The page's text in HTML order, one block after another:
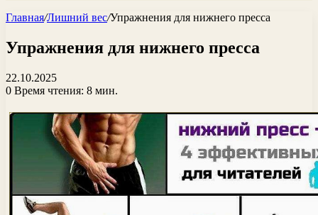
Главная/Лишний вес/Упражнения для нижнего пресса
Упражнения для нижнего пресса
22.10.2025
0 Время чтения: 8 мин.